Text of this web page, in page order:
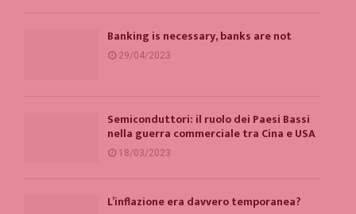
Banking is necessary, banks are not
29/04/2023
Semiconduttori: il ruolo dei Paesi Bassi
nella guerra commerciale tra Cina e USA
18/03/2023
L’inflazione era davvero temporanea?